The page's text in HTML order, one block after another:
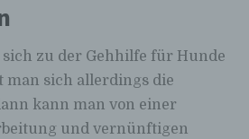
sich zu der Gehhilfe für Hunde
man sich allerdings die
kann man von einer
und vernünftigen